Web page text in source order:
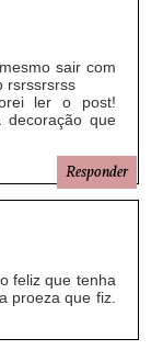
sair com
rsrssrsrss
ler o post!
decoração que
Responder
feliz que tenha
proeza que fiz.